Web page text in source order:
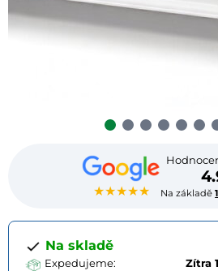
★★★★★ Na základě
Na skladě
Expedujeme:
Zítra